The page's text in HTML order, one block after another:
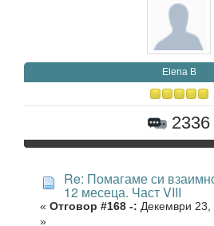
Elena B
2336
Re: Помагаме си
12 месеца. Част VIII
« Отговор #168 -: Декември
»